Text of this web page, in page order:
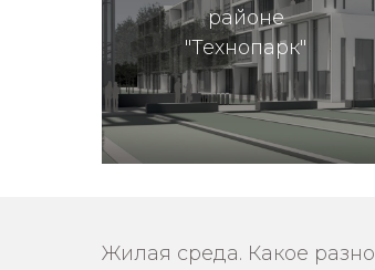
районе
"Технопарк"
Подробнее...
Жилая среда. Какое